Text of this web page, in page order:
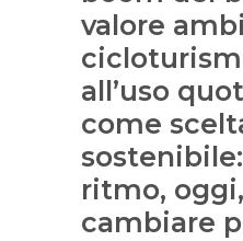
valore
all’uso
come
ritmo,
cambiare